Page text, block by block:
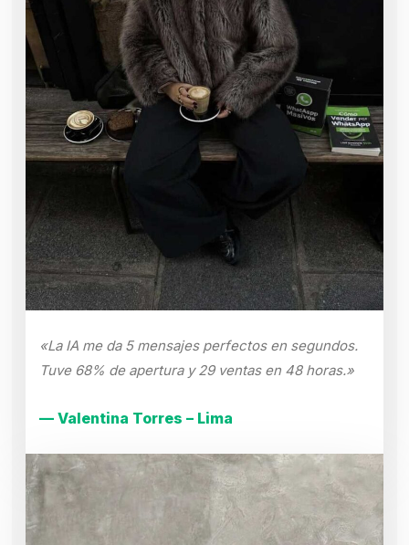
«La IA me da 5 mensajes perfectos en segundos.
Tuve 68% de apertura y 29 ventas en 48 horas.»
— Valentina Torres – Lima